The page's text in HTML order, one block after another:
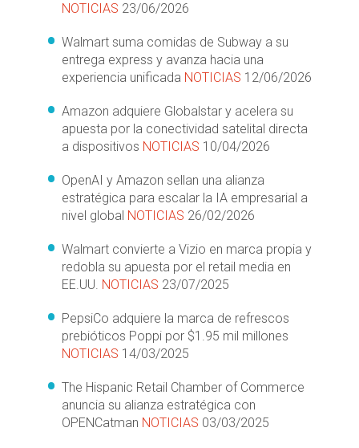
NOTICIAS 23/06/2026
Walmart suma comidas de Subway a su
entrega express y avanza hacia una
experiencia unificada NOTICIAS 12/06/2026
Amazon adquiere Globalstar y acelera su
apuesta por la conectividad satelital directa
a dispositivos NOTICIAS 10/04/2026
OpenAI y Amazon sellan una alianza
estratégica para escalar la IA empresarial a
nivel global NOTICIAS 26/02/2026
Walmart convierte a Vizio en marca propia y
redobla su apuesta por el retail media en
EE.UU. NOTICIAS 23/07/2025
PepsiCo adquiere la marca de refrescos
prebióticos Poppi por $1.95 mil millones
NOTICIAS 14/03/2025
The Hispanic Retail Chamber of Commerce
anuncia su alianza estratégica con
OPENCatman NOTICIAS 03/03/2025